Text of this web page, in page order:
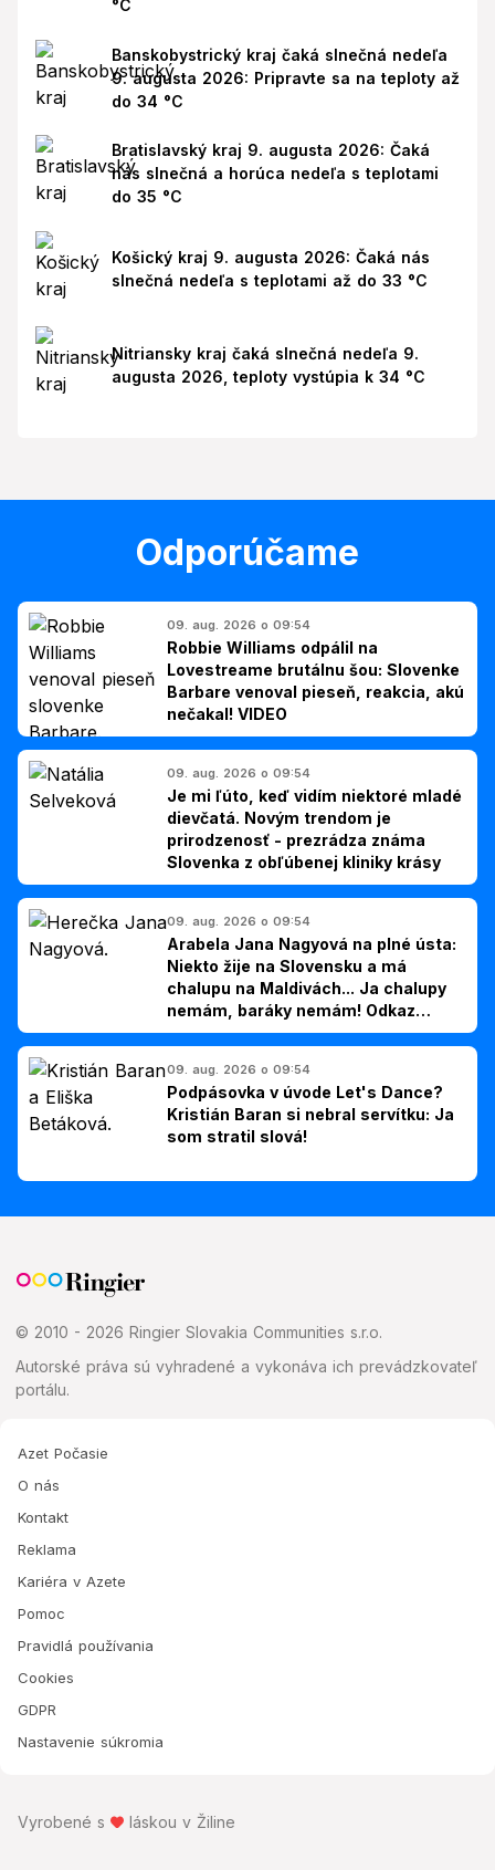
°C
Banskobystrický kraj čaká slnečná nedeľa
9. augusta 2026: Pripravte sa na teploty až
do 34 °C
Bratislavský kraj 9. augusta 2026: Čaká
nás slnečná a horúca nedeľa s teplotami
do 35 °C
Košický kraj 9. augusta 2026: Čaká nás
slnečná nedeľa s teplotami až do 33 °C
Nitriansky kraj čaká slnečná nedeľa 9.
augusta 2026, teploty vystúpia k 34 °C
Odporúčame
09. aug. 2026 o 09:54
Robbie Williams odpálil na
Lovestreame brutálnu šou: Slovenke
Barbare venoval pieseň, reakcia, akú
nečakal! VIDEO
09. aug. 2026 o 09:54
Je mi ľúto, keď vidím niektoré mladé
dievčatá. Novým trendom je
prirodzenosť - prezrádza známa
Slovenka z obľúbenej kliniky krásy
09. aug. 2026 o 09:54
Arabela Jana Nagyová na plné ústa:
Niekto žije na Slovensku a má
chalupu na Maldivách... Ja chalupy
nemám, baráky nemám! Odkaz
Slovákom
09. aug. 2026 o 09:54
Podpásovka v úvode Let's Dance?
Kristián Baran si nebral servítku: Ja
som stratil slová!
© 2010 - 2026 Ringier Slovakia Communities s.r.o.
Autorské práva sú vyhradené a vykonáva ich prevádzkovateľ
portálu.
Azet Počasie
O nás
Kontakt
Reklama
Kariéra v Azete
Pomoc
Pravidlá používania
Cookies
GDPR
Nastavenie súkromia
Vyrobené s láskou v Žiline